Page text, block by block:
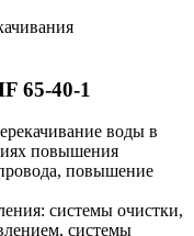
65-40-1
воды в
повышения
повышение
системы очистки,
системы